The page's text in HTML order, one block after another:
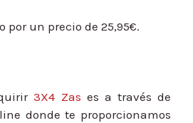
por un precio de 25,95€.
3X4 Zas es a través de
donde te proporcionamos